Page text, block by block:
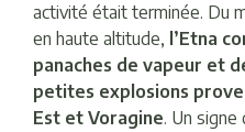
activité était terminée. Du
en haute altitude, l’Etna
panaches de vapeur et
petites explosions
Est et Voragine. Un signe